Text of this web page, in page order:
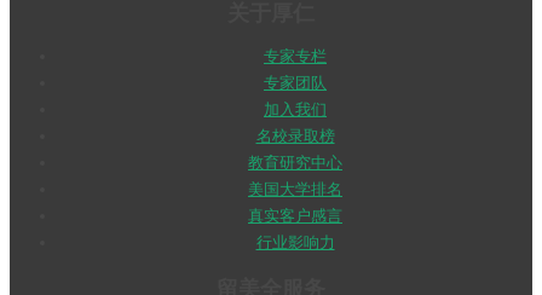
专家专栏
专家团队
加入我们
名校录取榜
教育研究中心
美国大学排名
真实客户感言
行业影响力